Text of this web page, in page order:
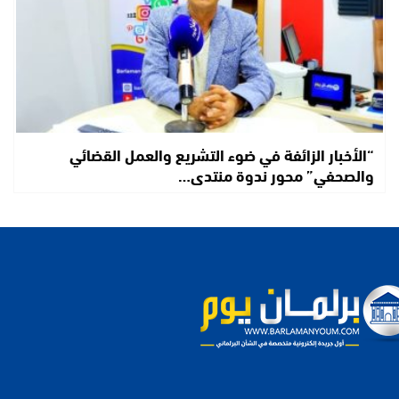
“الأخبار الزائفة في ضوء التشريع والعمل القضائي
والصحفي” محور ندوة منتدى…